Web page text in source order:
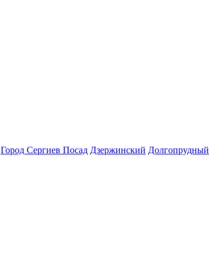
Город Сергиев Посад Дзержинский Долгопрудный